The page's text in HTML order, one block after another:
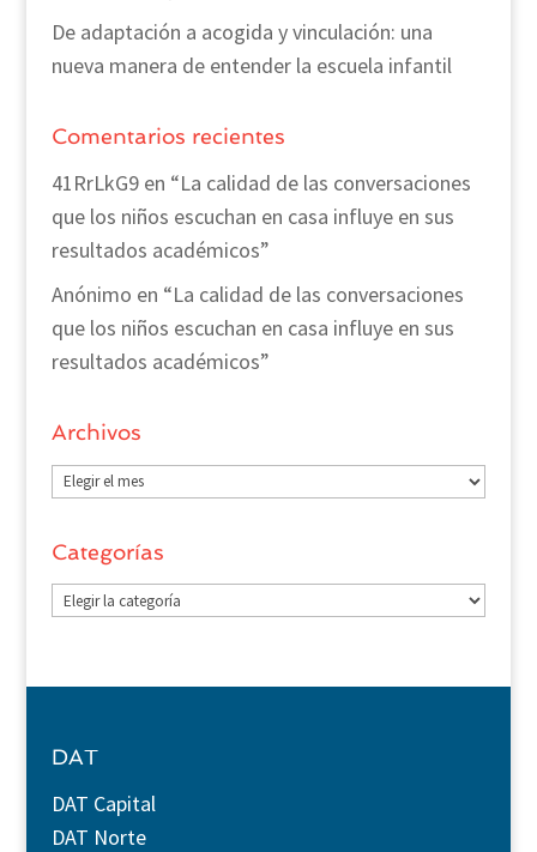
De adaptación a acogida y vinculación: una
nueva manera de entender la escuela infantil
Comentarios recientes
41RrLkG9en “La calidad de las conversaciones
que los niños escuchan en casa influye en sus
resultados académicos”
Anónimo en “La calidad de las conversaciones
que los niños escuchan en casa influye en sus
resultados académicos”
Archivos
Archivos
Categorías
Categorías
DAT
DAT Capital
DAT Norte